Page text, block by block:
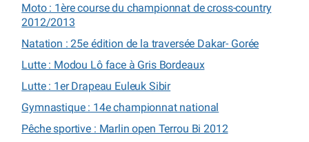
Moto : 1ère course du championnat de cross-country
2012/2013
Natation : 25e édition de la traversée Dakar- Gorée
Lutte : Modou Lô face à Gris Bordeaux
Lutte : 1er Drapeau Euleuk Sibir
Gymnastique : 14e championnat national
Pêche sportive : Marlin open Terrou Bi 2012